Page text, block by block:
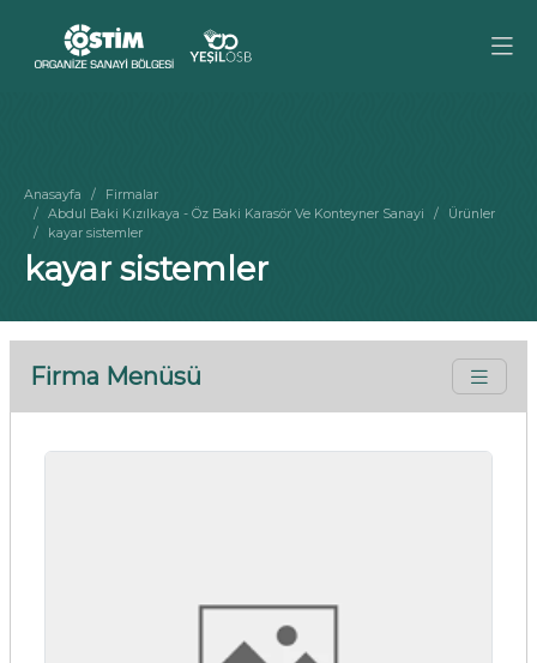
Anasayfa
Firmalar
Abdul Baki Kızılkaya - Öz Baki Karasör Ve Konteyner Sanayi
Ürünler
kayar sistemler
kayar sistemler
Firma Menüsü